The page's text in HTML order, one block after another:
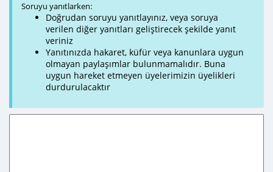
Soruyu yanıtlarken:
Doğrudan soruyu yanıtlayınız, veya soruya
verilen diğer yanıtları geliştirecek şekilde yanıt
veriniz
Yanıtınızda hakaret, küfür veya kanunlara uygun
olmayan paylaşımlar bulunmamalıdır. Buna
uygun hareket etmeyen üyelerimizin üyelikleri
durdurulacaktır